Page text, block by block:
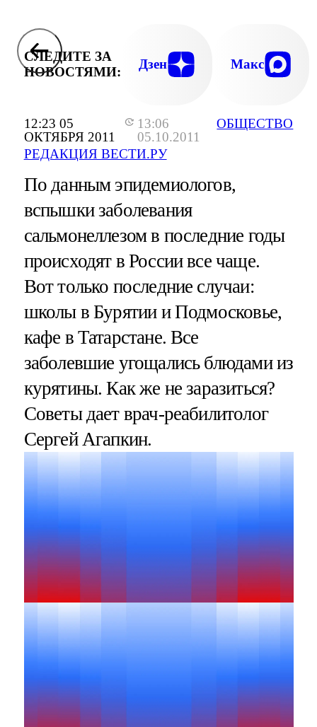
12:23 05
ОКТЯБРЯ 2011
13:06
05.10.2011
РЕДАКЦИЯ ВЕСТИ.РУ
ОБЩЕСТВО
СЛЕДИТЕ ЗА
НОВОСТЯМИ:
Дзен Макс
По данным эпидемиологов,
вспышки заболевания
сальмонеллезом в последние годы
происходят в России все чаще.
Вот только последние случаи:
школы в Бурятии и Подмосковье,
кафе в Татарстане. Все
заболевшие угощались блюдами из
курятины. Как же не заразиться?
Советы дает врач-реабилитолог
Сергей Агапкин.